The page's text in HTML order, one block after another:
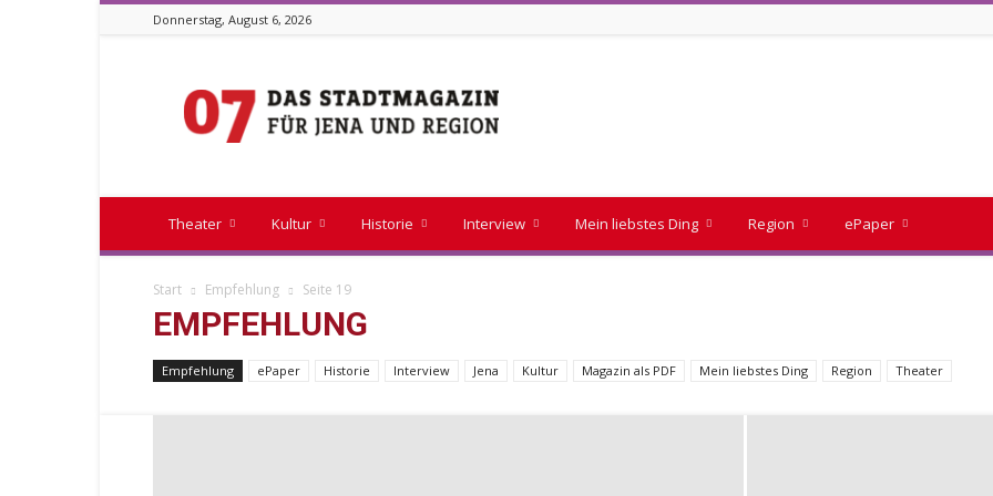
Donnerstag, August 6, 2026
07
Theater Kultur Historie Interview Mein liebstes Ding Region ePaper
Start Empfehlung Seite 19
EMPFEHLUNG
Empfehlung ePaper Historie Interview Jena Kultur Magazin als PDF Mein liebstes Ding Region Theater